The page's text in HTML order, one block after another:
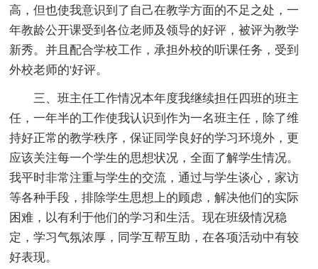
高，但也使我意识到了自己在教学方面的不足之处，一
年教龄公开课受到各位老师及领导的好评，被评为教学
新秀。并且配合学校工作，承担外校的听课任务，受到
外校老师的'好评。
三、班主任工作情况本年度我继续担任四班的班主
任，一年半的工作使我认识到作为一名班主任，除了维
持好正常的教学秩序，保证同学良好的学习环境外，更
应该关注每一个学生的思想状况，全面了解学生情况。
我平时非常注重与学生的交流，通过与学生谈心，家访
等各种手段，排除学生思想上的顾虑，解决他们的实际
困难，以有利于他们的学习和生活。现在班级情况稳
定，学习气氛浓厚，同学互帮互助，在各项活动中有较
好表现。